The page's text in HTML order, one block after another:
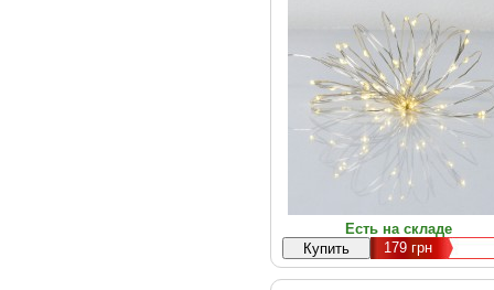
Есть на складе
179грн